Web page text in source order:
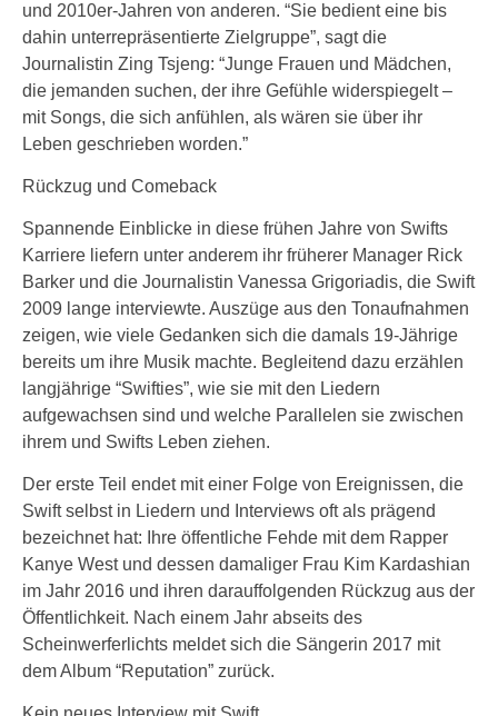
und 2010er-Jahren von anderen. “Sie bedient eine bis
dahin unterrepräsentierte Zielgruppe”, sagt die
Journalistin Zing Tsjeng: “Junge Frauen und Mädchen,
die jemanden suchen, der ihre Gefühle widerspiegelt –
mit Songs, die sich anfühlen, als wären sie über ihr
Leben geschrieben worden.”
Rückzug und Comeback
Spannende Einblicke in diese frühen Jahre von Swifts
Karriere liefern unter anderem ihr früherer Manager Rick
Barker und die Journalistin Vanessa Grigoriadis, die Swift
2009 lange interviewte. Auszüge aus den Tonaufnahmen
zeigen, wie viele Gedanken sich die damals 19-Jährige
bereits um ihre Musik machte. Begleitend dazu erzählen
langjährige “Swifties”, wie sie mit den Liedern
aufgewachsen sind und welche Parallelen sie zwischen
ihrem und Swifts Leben ziehen.
Der erste Teil endet mit einer Folge von Ereignissen, die
Swift selbst in Liedern und Interviews oft als prägend
bezeichnet hat: Ihre öffentliche Fehde mit dem Rapper
Kanye West und dessen damaliger Frau Kim Kardashian
im Jahr 2016 und ihren darauffolgenden Rückzug aus der
Öffentlichkeit. Nach einem Jahr abseits des
Scheinwerferlichts meldet sich die Sängerin 2017 mit
dem Album “Reputation” zurück.